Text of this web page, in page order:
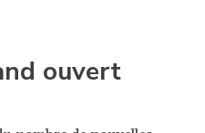
ouvert